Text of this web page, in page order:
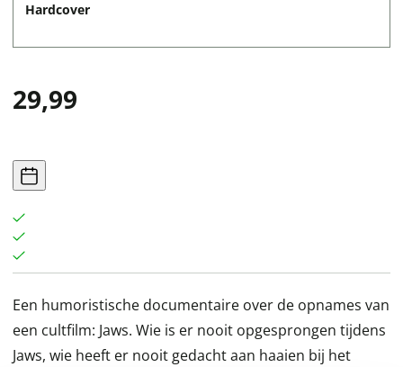
Hardcover
29,99
Een humoristische documentaire over de opnames van
een cultfilm: Jaws. Wie is er nooit opgesprongen tijdens
Jaws, wie heeft er nooit gedacht aan haaien bij het